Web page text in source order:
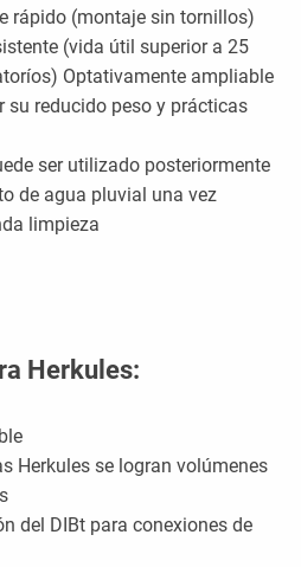
rápido (montaje sin tornillos)
(vida útil superior a 25
Optativamente ampliable
su reducido peso y prácticas
ser utilizado posteriormente
de agua pluvial una vez
limpieza
Herkules:
Herkules se logran volúmenes
del DIBt para conexiones de